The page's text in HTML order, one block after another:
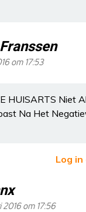
om 17:53
HUISARTS Niet
Na Het
Log
2016 om 17:56